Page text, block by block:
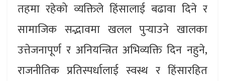
तहमा रहेको व्यक्तिले हिंसालाई बढावा दिने र
सामाजिक सद्भावमा खलल पुर्‍याउने खालका
उत्तेजनापूर्ण र अनियन्त्रित अभिव्यक्ति दिन नहुने,
राजनीतिक प्रतिस्पर्धालाई स्वस्थ र हिंसारहित